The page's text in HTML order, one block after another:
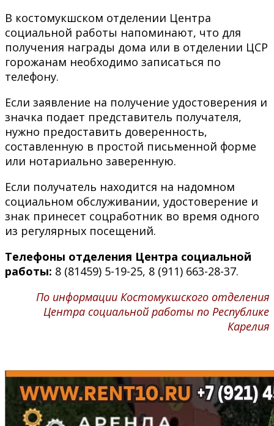
В костомукшском отделении Центра
социальной работы напоминают, что для
получения награды дома или в отделении ЦСР
горожанам необходимо записаться по
телефону.
Если заявление на получение удостоверения и
значка подает представитель получателя,
нужно предоставить доверенность,
составленную в простой письменной форме
или нотариально заверенную.
Если получатель находится на надомном
социальном обслуживании, удостоверение и
знак принесет соцработник во время одного
из регулярных посещений.
Телефоны отделения Центра социальной
работы: 8 (81459) 5-19-25, 8 (911) 663-28-37.
По информации Костомукшского отделения
Центра социальной работы по Республике
Карелия